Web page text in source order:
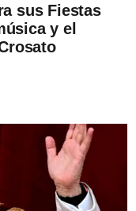
sus Fiestas
y el